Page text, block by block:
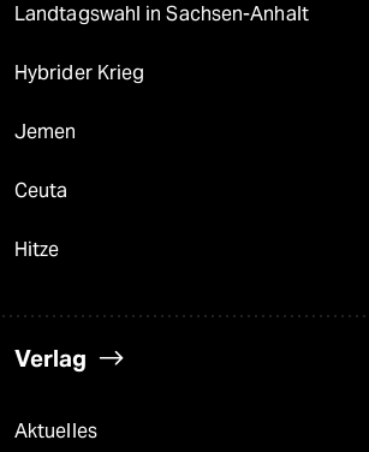
Landtagswahl in Sachsen-Anhalt
Hybrider Krieg
Jemen
Ceuta
Hitze
Verlag
Aktuelles